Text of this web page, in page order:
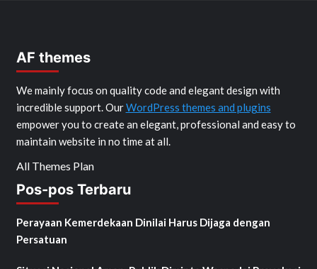
AF themes
We mainly focus on quality code and elegant design with
incredible support. OurWordPress themes and plugins
empower you to create an elegant, professional and easy to
maintain website in no time at all.
All Themes Plan
Pos-pos Terbaru
Perayaan Kemerdekaan Dinilai Harus Dijaga dengan
Persatuan